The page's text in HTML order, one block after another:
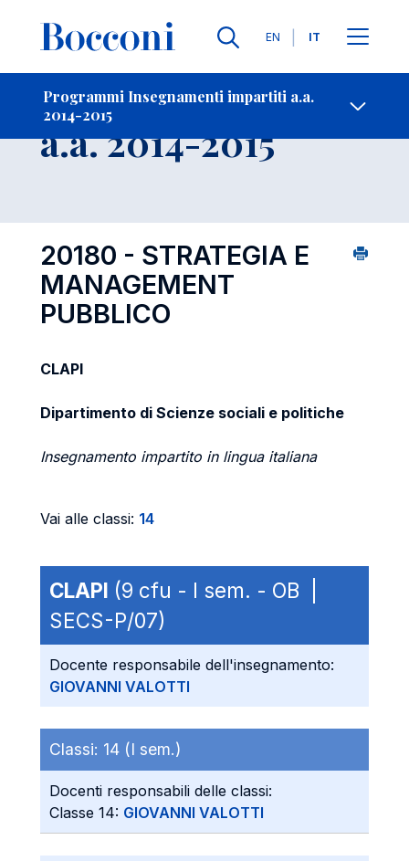
Lingue
EN IT
Programmi Insegnamenti impartiti a.a.
2014-2015
-
Insegnamento
a.a. 2014-2015
20180 - STRATEGIA E
MANAGEMENT
PUBBLICO
CLAPI
Dipartimento di Scienze sociali e politiche
Insegnamento impartito in lingua italiana
Vai alle classi: 14
CLAPI (9 cfu - I sem. - OB |
SECS-P/07)
Docente responsabile dell'insegnamento:
GIOVANNI VALOTTI
Classi: 14 (I sem.)
Docenti responsabili delle classi:
Classe 14: GIOVANNI VALOTTI